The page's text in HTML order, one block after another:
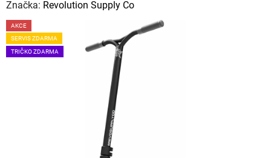
hodnocení
produktu
je
0,0
Značka: Revolution Supply Co
AKCE
SERVIS ZDARMA
TRIČKO ZDARMA